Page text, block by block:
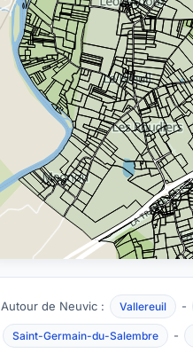
Autour de Neuvic : Vallereuil -
Saint-Germain-du-Salembre -